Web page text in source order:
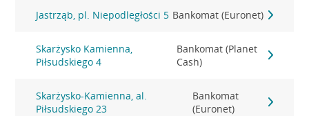
Jastrząb, pl. Niepodległości 5 Bankomat (Euronet)
Skarżysko Kamienna,
Piłsudskiego 4
Bankomat (Planet
Cash)
Skarżysko-Kamienna, al.
Piłsudskiego 23
Bankomat
(Euronet)